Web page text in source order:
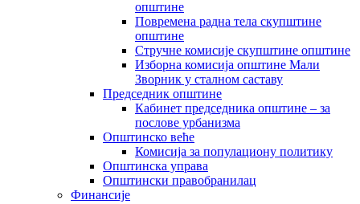
општине
Повремена радна тела скупштине
општине
Стручне комисије скупштине општине
Изборна комисија општине Мали
Зворник у сталном саставу
Председник општине
Кабинет председника општине – за
послове урбанизма
Општинско веће
Комисија за популациону политику
Општинска управа
Општински правобранилац
Финансије